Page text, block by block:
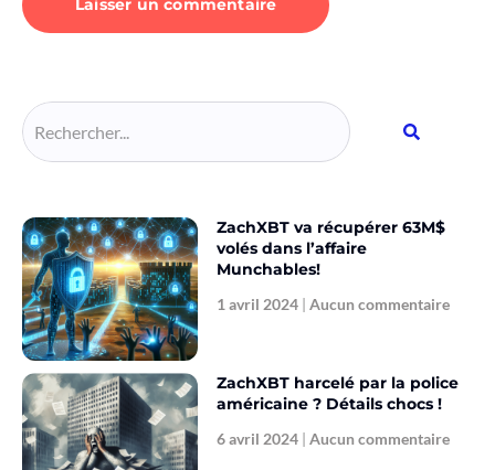
ZachXBT va récupérer 63M$
volés dans l’affaire
Munchables!
1 avril 2024 Aucun commentaire
ZachXBT harcelé par la police
américaine ? Détails chocs !
6 avril 2024 Aucun commentaire